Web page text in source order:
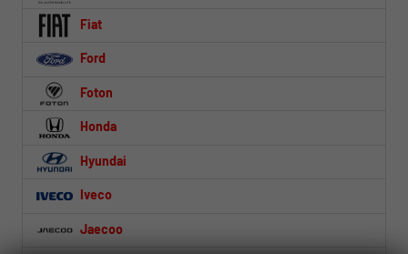
Fiat
Ford
Foton
Honda
Hyundai
Iveco
Jaecoo